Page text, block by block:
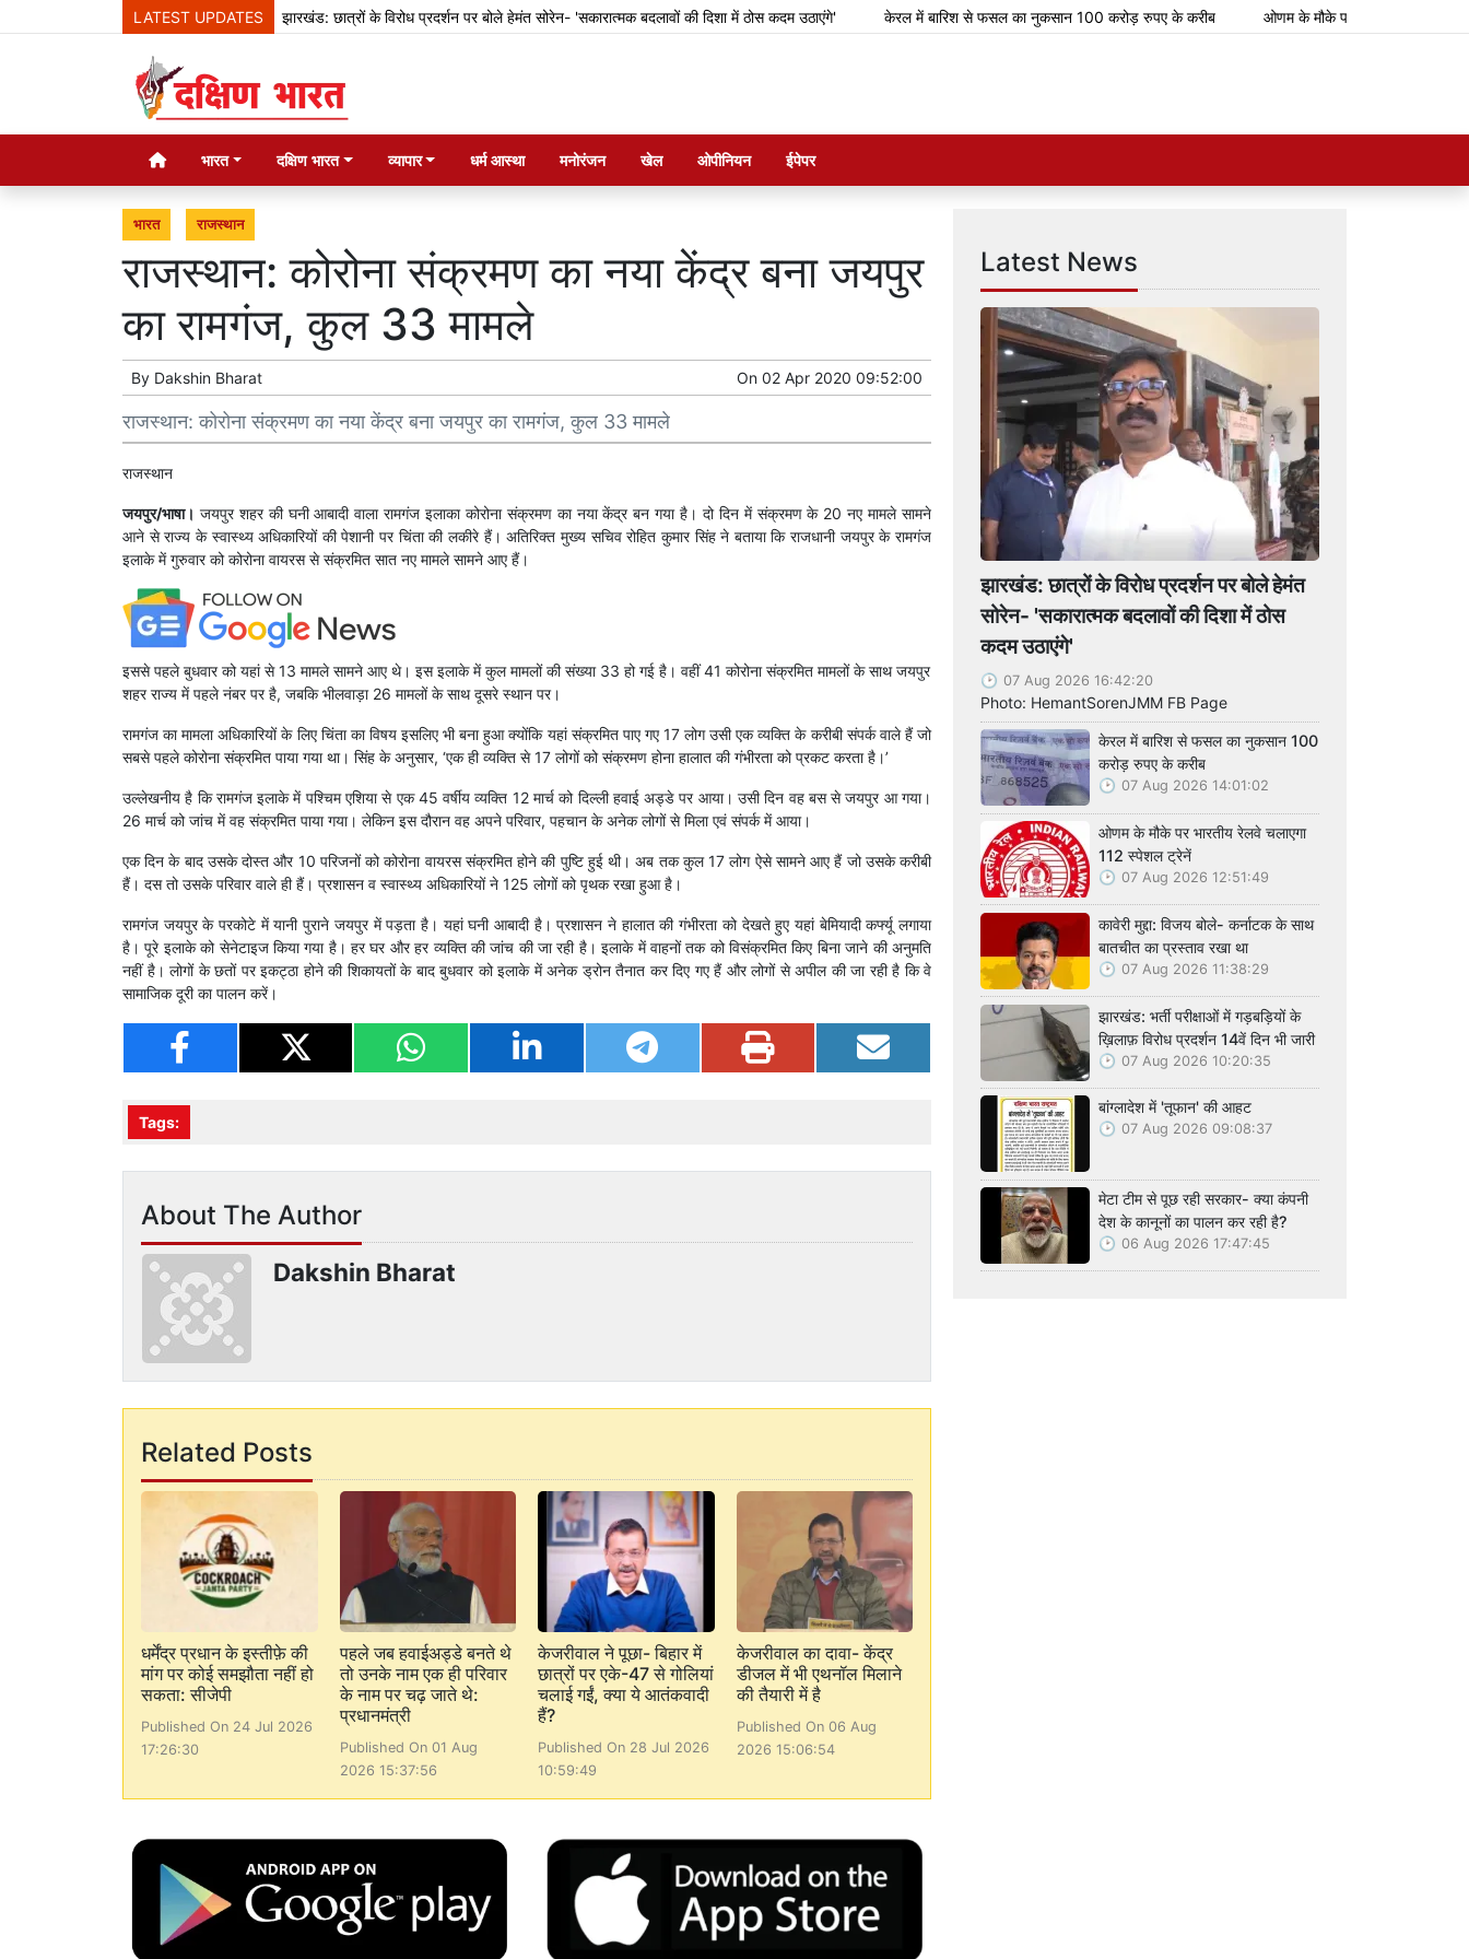
LATEST UPDATESझारखंड: छात्रों के विरोध प्रदर्शन पर बोले हेमंत सोरेन- 'सकारात्मक बदलावों की दिशा में ठोस कदम उठाएंगे' केरल में बारिश से फसल का नुकसान 100 करोड़ रुपए के करीब ओणम के मौके पर भारतीय रेलवे चलाएगा
भारत दक्षिण भारत व्यापार धर्म आस्था मनोरंजन खेल ओपीनियन ईपेपर
भारत राजस्थान
राजस्थान: कोरोना संक्रमण का नया केंद्र बना जयपुर
का रामगंज, कुल 33 मामले
By Dakshin Bharat On 02 Apr 2020 09:52:00
राजस्थान: कोरोना संक्रमण का नया केंद्र बना जयपुर का रामगंज, कुल 33 मामले
राजस्थान
जयपुर/भाषा। जयपुर शहर की घनी आबादी वाला रामगंज इलाका कोरोना संक्रमण का नया केंद्र बन गया है। दो दिन में संक्रमण के 20 नए मामले सामने
आने से राज्य के स्वास्थ्य अधिकारियों की पेशानी पर चिंता की लकीरे हैं। अतिरिक्त मुख्य सचिव रोहित कुमार सिंह ने बताया कि राजधानी जयपुर के रामगंज
इलाके में गुरुवार को कोरोना वायरस से संक्रमित सात नए मामले सामने आए हैं।
इससे पहले बुधवार को यहां से 13 मामले सामने आए थे। इस इलाके में कुल मामलों की संख्या 33 हो गई है। वहीं 41 कोरोना संक्रमित मामलों के साथ जयपुर
शहर राज्य में पहले नंबर पर है, जबकि भीलवाड़ा 26 मामलों के साथ दूसरे स्थान पर।
रामगंज का मामला अधिकारियों के लिए चिंता का विषय इसलिए भी बना हुआ क्योंकि यहां संक्रमित पाए गए 17 लोग उसी एक व्यक्ति के करीबी संपर्क वाले हैं जो
सबसे पहले कोरोना संक्रमित पाया गया था। सिंह के अनुसार, ‘एक ही व्यक्ति से 17 लोगों को संक्रमण होना हालात की गंभीरता को प्रकट करता है।’
उल्लेखनीय है कि रामगंज इलाके में पश्चिम एशिया से एक 45 वर्षीय व्यक्ति 12 मार्च को दिल्ली हवाई अड्डे पर आया। उसी दिन वह बस से जयपुर आ गया।
26 मार्च को जांच में वह संक्रमित पाया गया। लेकिन इस दौरान वह अपने परिवार, पहचान के अनेक लोगों से मिला एवं संपर्क में आया।
एक दिन के बाद उसके दोस्त और 10 परिजनों को कोरोना वायरस संक्रमित होने की पुष्टि हुई थी। अब तक कुल 17 लोग ऐसे सामने आए हैं जो उसके करीबी
हैं। दस तो उसके परिवार वाले ही हैं। प्रशासन व स्वास्थ्य अधिकारियों ने 125 लोगों को पृथक रखा हुआ है।
रामगंज जयपुर के परकोटे में यानी पुराने जयपुर में पड़ता है। यहां घनी आबादी है। प्रशासन ने हालात की गंभीरता को देखते हुए यहां बेमियादी कर्फ्यू लगाया
है। पूरे इलाके को सेनेटाइज किया गया है। हर घर और हर व्यक्ति की जांच की जा रही है। इलाके में वाहनों तक को विसंक्रमित किए बिना जाने की अनुमति
नहीं है। लोगों के छतों पर इकट्ठा होने की शिकायतों के बाद बुधवार को इलाके में अनेक ड्रोन तैनात कर दिए गए हैं और लोगों से अपील की जा रही है कि वे
सामाजिक दूरी का पालन करें।
Tags:
About The Author
Dakshin Bharat
Related Posts
धर्मेंद्र प्रधान के इस्तीफ़े की
मांग पर कोई समझौता नहीं हो
सकता: सीजेपी
Published On 24 Jul 2026
17:26:30
पहले जब हवाईअड्डे बनते थे
तो उनके नाम एक ही परिवार
के नाम पर चढ़ जाते थे:
प्रधानमंत्री
Published On 01 Aug
2026 15:37:56
केजरीवाल ने पूछा- बिहार में
छात्रों पर एके-47 से गोलियां
चलाई गईं, क्या ये आतंकवादी
हैं?
Published On 28 Jul 2026
10:59:49
केजरीवाल का दावा- केंद्र
डीजल में भी एथनॉल मिलाने
की तैयारी में है
Published On 06 Aug
2026 15:06:54
Latest News
झारखंड: छात्रों के विरोध प्रदर्शन पर बोले हेमंत
सोरेन- 'सकारात्मक बदलावों की दिशा में ठोस
कदम उठाएंगे'
07 Aug 2026 16:42:20
Photo: HemantSorenJMM FB Page
केरल में बारिश से फसल का नुकसान 100
करोड़ रुपए के करीब
07 Aug 2026 14:01:02
ओणम के मौके पर भारतीय रेलवे चलाएगा
112 स्पेशल ट्रेनें
07 Aug 2026 12:51:49
कावेरी मुद्दा: विजय बोले- कर्नाटक के साथ
बातचीत का प्रस्ताव रखा था
07 Aug 2026 11:38:29
झारखंड: भर्ती परीक्षाओं में गड़बड़ियों के
ख़िलाफ़ विरोध प्रदर्शन 14वें दिन भी जारी
07 Aug 2026 10:20:35
बांग्लादेश में 'तूफान' की आहट
07 Aug 2026 09:08:37
मेटा टीम से पूछ रही सरकार- क्या कंपनी
देश के कानूनों का पालन कर रही है?
06 Aug 2026 17:47:45